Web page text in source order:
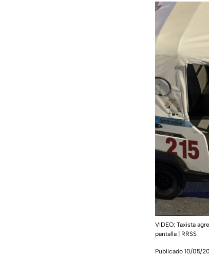
VIDEO: Taxista
pantalla | RRSS
Publicado 10/05/